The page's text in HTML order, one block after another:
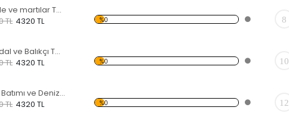
İskele ve martılar Temalı Kanvas Tablo
TL 4320 TL %0 8
Sandal ve Balıkçı Temalı Kanvas Tablo
TL 4320 TL %0 10
Gün Batımı ve Deniz Temalı Kanvas Tablo
TL 4320 TL %0 12